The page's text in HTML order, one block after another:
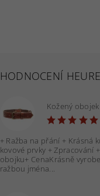
HODNOCENÍ
+ Ražba na přání + Krásná
kovové prvky + Zpracování
obojku+ CenaKrásně
ražbou jména...